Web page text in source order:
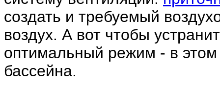
создать и требуемый
воздух. А вот чтобы
оптимальный режим - в
бассейна.